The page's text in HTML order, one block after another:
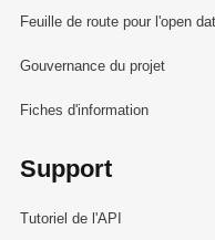
Feuille de route pour l'open
Gouvernance du projet
Fiches d'information
Support
Tutoriel de l'API